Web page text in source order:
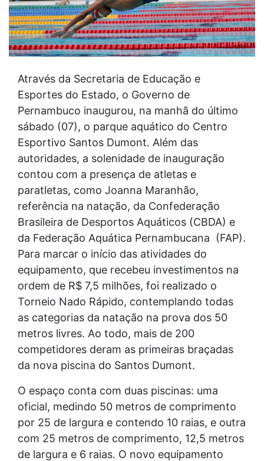
Através da Secretaria de Educação e
Esportes do Estado, o Governo de
Pernambuco inaugurou, na manhã do último
sábado (07), o parque aquático do Centro
Esportivo Santos Dumont. Além das
autoridades, a solenidade de inauguração
contou com a presença de atletas e
paratletas, como Joanna Maranhão,
referência na natação, da Confederação
Brasileira de Desportos Aquáticos (CBDA) e
da Federação Aquática Pernambucana (FAP).
Para marcar o início das atividades do
equipamento, que recebeu investimentos na
ordem de R$ 7,5 milhões, foi realizado o
Torneio Nado Rápido, contemplando todas
as categorias da natação na prova dos 50
metros livres. Ao todo, mais de 200
competidores deram as primeiras braçadas
da nova piscina do Santos Dumont.
O espaço conta com duas piscinas: uma
oficial, medindo 50 metros de comprimento
por 25 de largura e contendo 10 raias, e outra
com 25 metros de comprimento, 12,5 metros
de largura e 6 raias. O novo equipamento